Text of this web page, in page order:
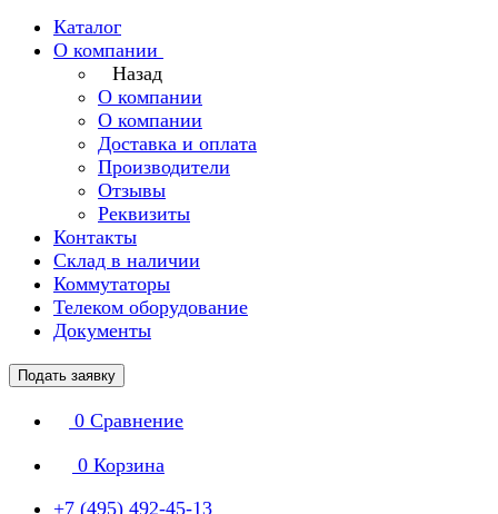
Каталог
О компании
Назад
О компании
О компании
Доставка и оплата
Производители
Отзывы
Реквизиты
Контакты
Склад в наличии
Коммутаторы
Телеком оборудование
Документы
Подать заявку
0 Сравнение
0 Корзина
+7 (495) 492-45-13